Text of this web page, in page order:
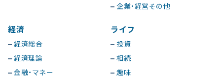
企業・経営その他
経済
経済総合
経済理論
金融・マネー
ライフ
投資
相続
趣味